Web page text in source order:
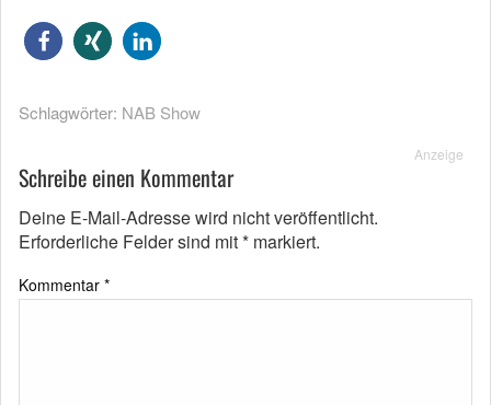
Schlagwörter: NAB Show
Anzeige
Schreibe einen Kommentar
Deine E-Mail-Adresse wird nicht veröffentlicht.
Erforderliche Felder sind mit* markiert.
Kommentar *